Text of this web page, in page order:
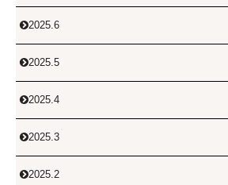
2025.6
2025.5
2025.4
2025.3
2025.2